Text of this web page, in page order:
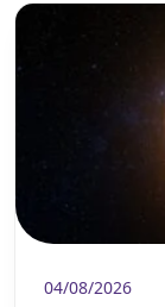
04/08/2026